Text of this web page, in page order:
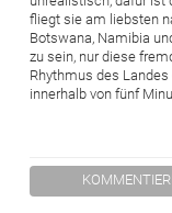
fliegt sie am liebsten
Botswana, Namibia
zu sein, nur diese
Rhythmus des
innerhalb von fünf